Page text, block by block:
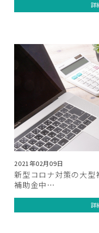
詳
2021年02月09日
新型コロナ対策の大
補助金中…
詳